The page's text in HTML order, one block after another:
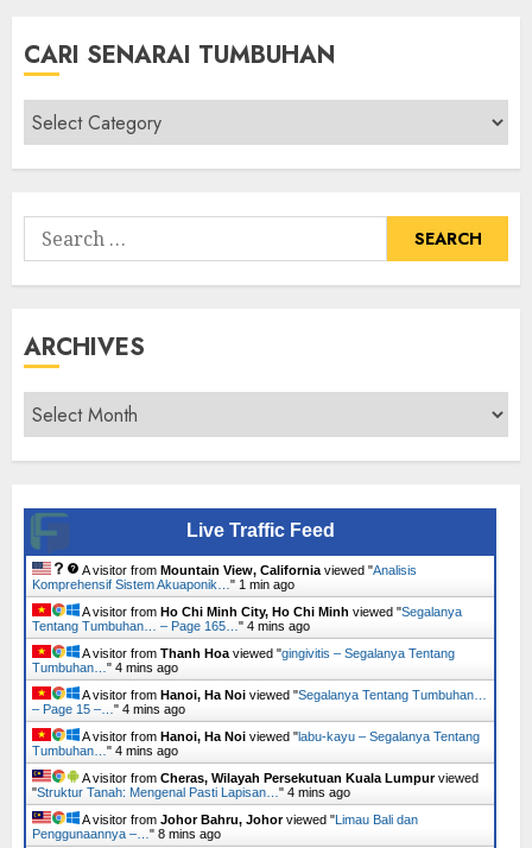
CARI SENARAI TUMBUHAN
Cari
Senarai
Tumbuhan
Search
for:
ARCHIVES
Archives
Live Traffic Feed
A visitor from Mountain View, California viewed "Analisis
Komprehensif Sistem Akuaponik… " 1 min ago
A visitor from Ho Chi Minh City, Ho Chi Minh viewed "Segalanya
Tentang Tumbuhan… – Page 165… " 4 mins ago
A visitor from Thanh Hoa viewed "gingivitis – Segalanya Tentang
Tumbuhan… " 4 mins ago
A visitor from Hanoi, Ha Noi viewed "Segalanya Tentang Tumbuhan…
– Page 15 –… " 4 mins ago
A visitor from Hanoi, Ha Noi viewed "labu-kayu – Segalanya Tentang
Tumbuhan… " 4 mins ago
A visitor from Cheras, Wilayah Persekutuan Kuala Lumpurviewed
"Struktur Tanah: Mengenal Pasti Lapisan… " 4 mins ago
A visitor from Johor Bahru, Johorviewed "Limau Bali dan
Penggunaannya –… " 8 mins ago